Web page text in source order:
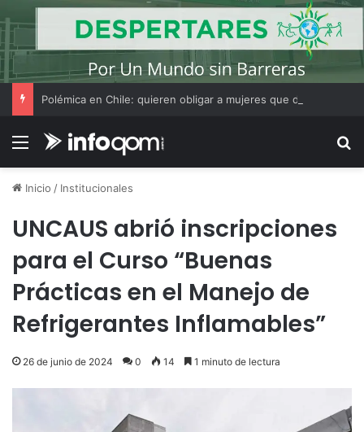
Menú
Inicio / Institucionales
UNCAUS abrió inscripciones
para el Curso “Buenas
Prácticas en el Manejo de
Refrigerantes Inflamables”
26 de junio de 2024 0 14 1 minuto de lectura